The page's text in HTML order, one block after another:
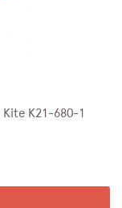
K21-680-1